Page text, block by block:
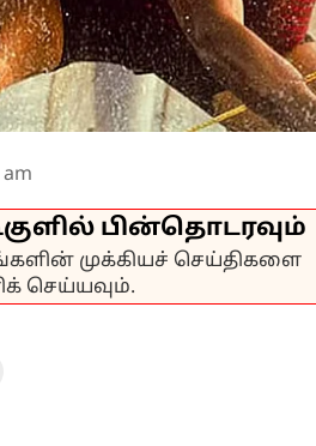
am
பின்தொடரவும்
முக்கியச் செய்திகளை
செய்யவும்.